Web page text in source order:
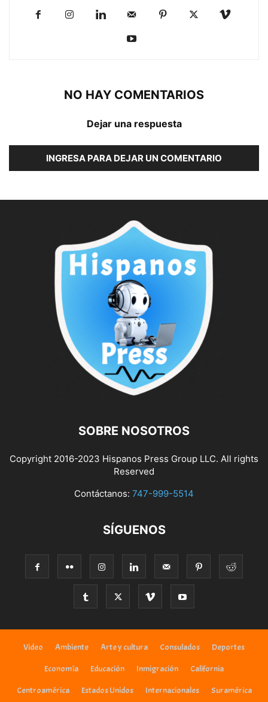
NO HAY COMENTARIOS
Dejar una respuesta
INGRESA PARA DEJAR UN COMENTARIO
SOBRE NOSOTROS
Copyright 2016-2023 Hispanos Press Group LLC. All rights
Reserved
Contáctanos: 747-999-5514
SÍGUENOS
Video Ambiente Arte y cultura Consulados Deportes
Economía Educación Inmigración California
Centroamérica Estados Unidos Internacionales Suramérica